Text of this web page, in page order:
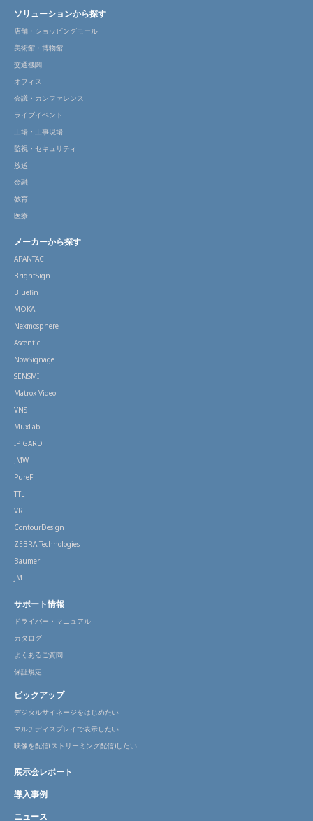
ソリューションから探す
店舗・ショッピングモール
美術館・博物館
交通機関
オフィス
会議・カンファレンス
ライブイベント
工場・工事現場
監視・セキュリティ
放送
金融
教育
医療
メーカーから探す
APANTAC
BrightSign
Bluefin
MOKA
Nexmosphere
Ascentic
NowSignage
SENSMI
Matrox Video
VNS
MuxLab
IP GARD
JMW
PureFi
TTL
VRi
ContourDesign
ZEBRA Technologies
Baumer
JM
サポート情報
ドライバー・マニュアル
カタログ
よくあるご質問
保証規定
ピックアップ
デジタルサイネージをはじめたい
マルチディスプレイで表示したい
映像を配信(ストリーミング配信)したい
展示会レポート
導入事例
ニュース